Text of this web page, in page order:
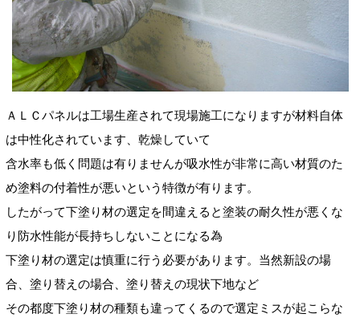
ＡＬＣパネルは工場生産されて現場施工になりますが材料自体
は中性化されています、乾燥していて
含水率も低く問題は有りませんが吸水性が非常に高い材質のた
め塗料の付着性が悪いという特徴が有ります。
したがって下塗り材の選定を間違えると塗装の耐久性が悪くな
り防水性能が長持ちしないことになる為
下塗り材の選定は慎重に行う必要があります。当然新設の場
合、塗り替えの場合、塗り替えの現状下地など
その都度下塗り材の種類も違ってくるので選定ミスが起こらな